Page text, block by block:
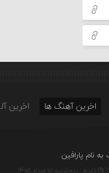
اخرین آهنگ ها اخرین
نام پارافین
تاریخ : پنج‌شنبه ۱۵ مرداد ۱۴۰۵